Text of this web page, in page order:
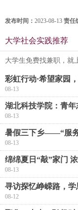
发布时间： 2023-08-13 责任
大学社会实践推荐
大学生免费找兼职，就
彩虹行动·希望家园
08-13
湖北科技学院：青
08-13
暑假三下乡——“服
08-13
绵绵夏日“敲”家门
08-13
寻访探忆峥嵘路，
08-12